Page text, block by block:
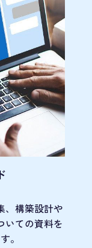
構築設計や
いての資料を
。